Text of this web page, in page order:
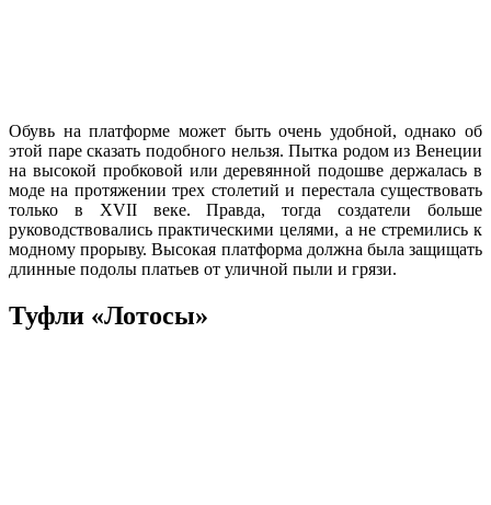
Обувь на платформе может быть очень удобной, однако об
этой паре сказать подобного нельзя. Пытка родом из Венеции
на высокой пробковой или деревянной подошве держалась в
моде на протяжении трех столетий и перестала существовать
только в XVII веке. Правда, тогда создатели больше
руководствовались практическими целями, а не стремились к
модному прорыву. Высокая платформа должна была защищать
длинные подолы платьев от уличной пыли и грязи.
Туфли «Лотосы»